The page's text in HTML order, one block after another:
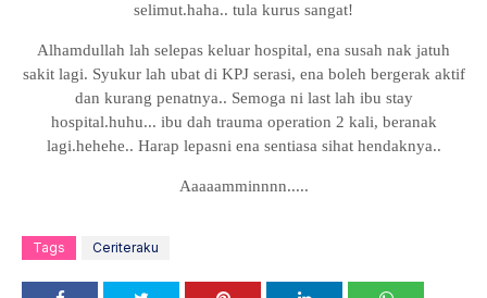
selimut.haha.. tula kurus sangat!
Alhamdullah lah selepas keluar hospital, ena susah nak jatuh
sakit lagi. Syukur lah ubat di KPJ serasi, ena boleh bergerak aktif
dan kurang penatnya.. Semoga ni last lah ibu stay
hospital.huhu... ibu dah trauma operation 2 kali, beranak
lagi.hehehe.. Harap lepasni ena sentiasa sihat hendaknya..
Aaaaamminnnn.....
Tags Ceriteraku